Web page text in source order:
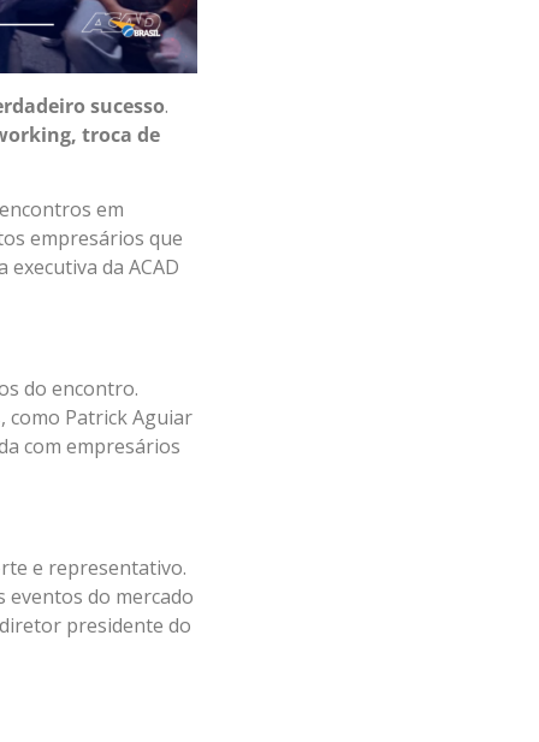
sucesso.
troca de
em
empresários que
executiva da ACAD
do encontro.
como Patrick Aguiar
com empresários
e representativo.
eventos do mercado
presidente do